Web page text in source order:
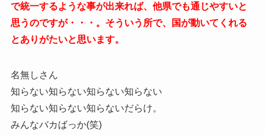
で統一するような事が出来れば、他県でも通じやすいと
思うのですが・・・。そういう所で、国が動いてくれる
とありがたいと思います。
名無しさん
知らない知らない知らない知らない
知らない知らない知らないだらけ。
みんなバカばっか(笑)